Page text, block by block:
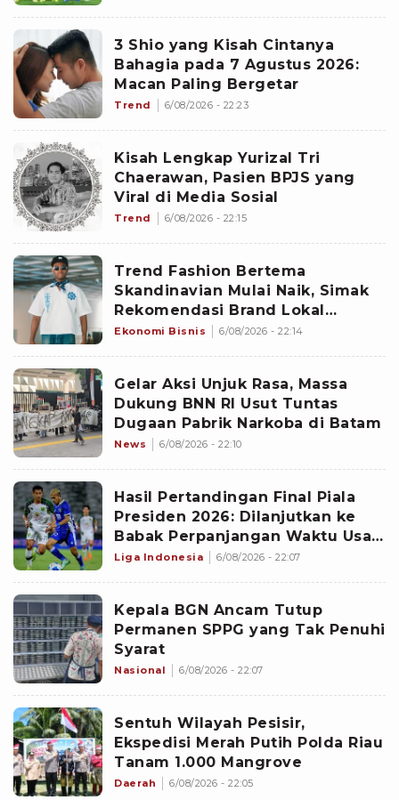
3 Shio yang Kisah Cintanya
Bahagia pada 7 Agustus 2026:
Macan Paling Bergetar
Trend 6/08/2026 - 22:23
Kisah Lengkap Yurizal Tri
Chaerawan, Pasien BPJS yang
Viral di Media Sosial
Trend 6/08/2026 - 22:15
Trend Fashion Bertema
Skandinavian Mulai Naik, Simak
Rekomendasi Brand Lokal
Dengan Harga Yang Affordable
Ekonomi Bisnis 6/08/2026 - 22:14
Gelar Aksi Unjuk Rasa, Massa
Dukung BNN RI Usut Tuntas
Dugaan Pabrik Narkoba di Batam
News 6/08/2026 - 22:10
Hasil Pertandingan Final Piala
Presiden 2026: Dilanjutkan ke
Babak Perpanjangan Waktu Usai
Persib Vs Persebaya Berakhir
Liga Indonesia 6/08/2026 - 22:07
Kepala BGN Ancam Tutup
Permanen SPPG yang Tak Penuhi
Syarat
Nasional 6/08/2026 - 22:07
Sentuh Wilayah Pesisir,
Ekspedisi Merah Putih Polda Riau
Tanam 1.000 Mangrove
Daerah 6/08/2026 - 22:05